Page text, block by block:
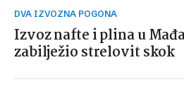
DVA IZVOZNA POGONA
Izvoz nafte i plina u
zabilježio strelovit skok